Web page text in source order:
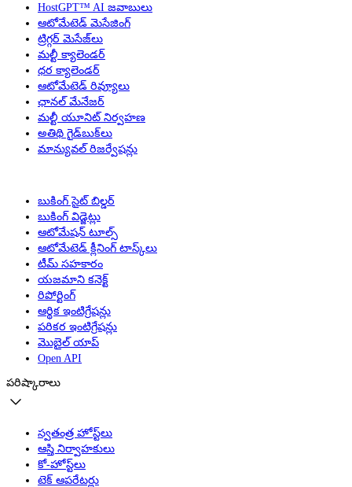
HostGPT™ AI జవాబులు
ఆటోమేటెడ్ మెసేజింగ్
ట్రిగ్గర్ మెసేజ్‌లు
మల్టీ క్యాలెండర్
ధర క్యాలెండర్
ఆటోమేటెడ్ రివ్యూలు
ఛానల్ మేనేజర్
మల్టీ యూనిట్ నిర్వహణ
అతిథి గైడ్‌బుక్‌లు
మాన్యువల్ రిజర్వేషన్లు
బుకింగ్ సైట్ బిల్డర్
బుకింగ్ విడ్జెట్లు
ఆటోమేషన్ టూల్స్
ఆటోమేటెడ్ క్లీనింగ్ టాస్క్‌లు
టీమ్ సహకారం
యజమాని కనెక్ట్
రిపోర్టింగ్
ఆర్థిక ఇంటిగ్రేషన్లు
పరికర ఇంటిగ్రేషన్లు
మొబైల్ యాప్
Open API
పరిష్కారాలు
స్వతంత్ర హోస్ట్‌లు
ఆస్తి నిర్వాహకులు
కో-హోస్ట్‌లు
టెక్ ఆపరేటర్లు